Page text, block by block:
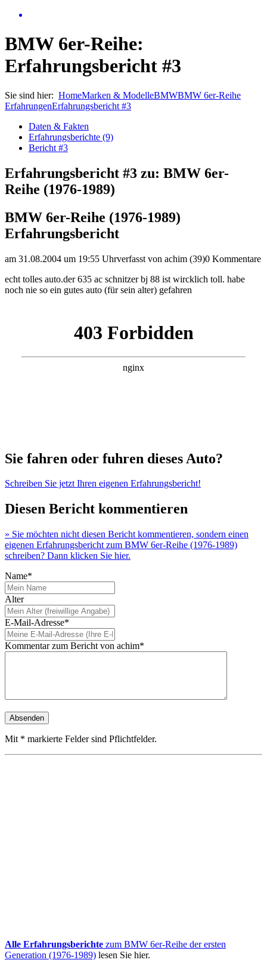
BMW 6er-Reihe:
Erfahrungsbericht #3
Sie sind hier: HomeMarken & ModelleBMWBMW 6er-Reihe
ErfahrungenErfahrungsbericht #3
Daten & Fakten
Erfahrungsberichte (9)
Bericht #3
Erfahrungsbericht #3 zu: BMW 6er-
Reihe (1976-1989)
BMW 6er-Reihe (1976-1989)
Erfahrungsbericht
am 31.08.2004 um 19:55 Uhrverfasst von achim (39)0 Kommentare
echt tolles auto.der 635 ac schnitzer bj 88 ist wircklich toll. habe
noch nie so ein gutes auto (für sein alter) gefahren
Sie fahren oder fuhren dieses Auto?
Schreiben Sie jetzt Ihren eigenen Erfahrungsbericht!
Diesen Bericht kommentieren
» Sie möchten nicht diesen Bericht kommentieren, sondern einen
eigenen Erfahrungsbericht zum BMW 6er-Reihe (1976-1989)
schreiben? Dann klicken Sie hier.
Name*
Alter
E-Mail-Adresse*
Kommentar zum Bericht von achim*
Mit * markierte Felder sind Pflichtfelder.
Alle Erfahrungsberichte zum BMW 6er-Reihe der ersten
Generation (1976-1989) lesen Sie hier.